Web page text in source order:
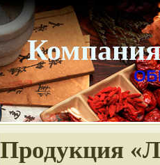
Продукция